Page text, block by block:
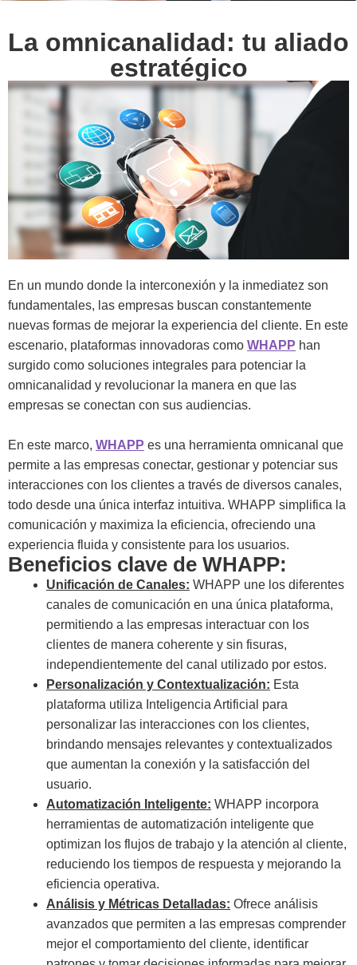
La omnicanalidad: tu aliado
estratégico
En un mundo donde la interconexión y la inmediatez son
fundamentales, las empresas buscan constantemente
nuevas formas de mejorar la experiencia del cliente. En este
escenario, plataformas innovadoras como WHAPP han
surgido como soluciones integrales para potenciar la
omnicanalidad y revolucionar la manera en que las
empresas se conectan con sus audiencias.
En este marco, WHAPP es una herramienta omnicanal que
permite a las empresas conectar, gestionar y potenciar sus
interacciones con los clientes a través de diversos canales,
todo desde una única interfaz intuitiva. WHAPP simplifica la
comunicación y maximiza la eficiencia, ofreciendo una
experiencia fluida y consistente para los usuarios.
Beneficios clave de WHAPP:
Unificación de Canales: WHAPP une los diferentes
canales de comunicación en una única plataforma,
permitiendo a las empresas interactuar con los
clientes de manera coherente y sin fisuras,
independientemente del canal utilizado por estos.
Personalización y Contextualización: Esta
plataforma utiliza Inteligencia Artificial para
personalizar las interacciones con los clientes,
brindando mensajes relevantes y contextualizados
que aumentan la conexión y la satisfacción del
usuario.
Automatización Inteligente: WHAPP incorpora
herramientas de automatización inteligente que
optimizan los flujos de trabajo y la atención al cliente,
reduciendo los tiempos de respuesta y mejorando la
eficiencia operativa.
Análisis y Métricas Detalladas: Ofrece análisis
avanzados que permiten a las empresas comprender
mejor el comportamiento del cliente, identificar